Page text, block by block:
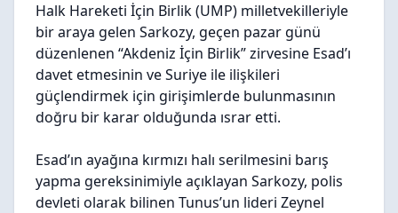
Halk Hareketi İçin Birlik (UMP) milletvekilleriyle
bir araya gelen Sarkozy, geçen pazar günü
düzenlenen “Akdeniz İçin Birlik” zirvesine Esad’ı
davet etmesinin ve Suriye ile ilişkileri
güçlendirmek için girişimlerde bulunmasının
doğru bir karar olduğunda ısrar etti.
Esad’ın ayağına kırmızı halı serilmesini barış
yapma gereksinimiyle açıklayan Sarkozy, polis
devleti olarak bilinen Tunus’un lideri Zeynel